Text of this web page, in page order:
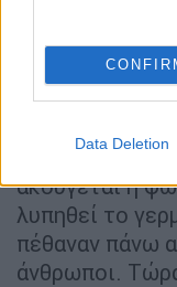
Data Deletion
Έπειτα από
Φαίνεται
Ρίχνει μία
αυτούς που
ονομάζεστε;
ακούγεται η
λυπηθεί το
πέθαναν πάνω
άνθρωποι.